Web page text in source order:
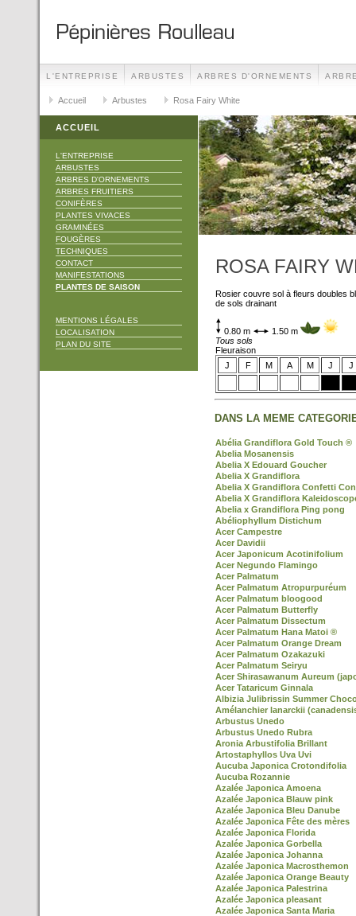
L'ENTREPRISE ARBUSTES ARBRES D'ORNEMENTS
TECHNIQUES CONTACT MANIFESTATIONS
Accueil Arbustes Rosa Fairy White
ACCUEIL
L'ENTREPRISE
ARBUSTES
ARBRES D'ORNEMENTS
ARBRES FRUITIERS
CONIFÈRES
PLANTES VIVACES
GRAMINÉES
FOUGÈRES
TECHNIQUES
CONTACT
MANIFESTATIONS
PLANTES DE SAISON
MENTIONS LÉGALES
LOCALISATION
PLAN DU SITE
ROSA FAIRY
Rosier couvre sol à fleurs doubles
de sols drainant
0.80 m
1.50 m
Tous sols
Fleuraison
J
F M A M J J
DANS LA MEME
Abélia Grandiflora Gold Touch ®
Abelia Mosanensis
Abelia X Edouard Goucher
Abelia X Grandiflora
Abelia X Grandiflora Confetti
Abelia X Grandiflora
Abelia x Grandiflora Ping pong
Abéliophyllum Distichum
Acer Campestre
Acer Davidii
Acer Japonicum Acotinifolium
Acer Negundo Flamingo
Acer Palmatum
Acer Palmatum Atropurpuréum
Acer Palmatum bloogood
Acer Palmatum Butterfly
Acer Palmatum Dissectum
Acer Palmatum Hana Matoi ®
Acer Palmatum Orange Dream
Acer Palmatum Ozakazuki
Acer Palmatum Seiryu
Acer Shirasawanum Aureum
Acer Tataricum Ginnala
Albizia Julibrissin Summer
Amélanchier lanarckii
Arbustus Unedo
Arbustus Unedo Rubra
Aronia Arbustifolia Brillant
Artostaphyllos Uva Uvi
Aucuba Japonica Crotondifolia
Aucuba Rozannie
Azalée Japonica Amoena
Azalée Japonica Blauw pink
Azalée Japonica Bleu Danube
Azalée Japonica Fête des mères
Azalée Japonica Florida
Azalée Japonica Gorbella
Azalée Japonica Johanna
Azalée Japonica Macrosthemon
Azalée Japonica Orange Beauty
Azalée Japonica Palestrina
Azalée Japonica pleasant
Azalée Japonica Santa Maria